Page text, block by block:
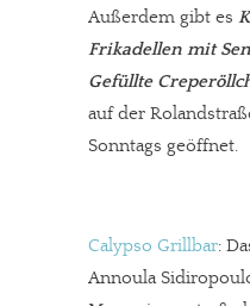
Außerdem gibt es
Frikadellen mit
Gefüllte
auf der
Sonntags geöffnet.
Calypso Grillbar:
Annoula